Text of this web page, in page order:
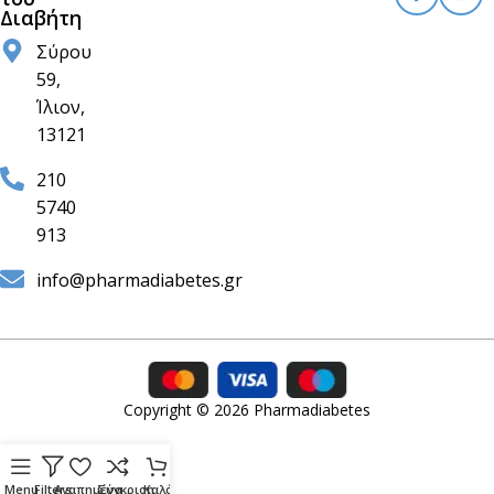
Διαβήτη
Σύρου
59,
Ίλιον,
13121
210
5740
913
info@pharmadiabetes.gr
Copyright © 2026 Pharmadiabetes
MenuFiltersΑγαπημέναΣύγκρισηΚαλάθι